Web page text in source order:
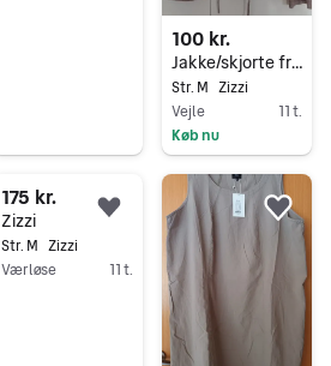
100 kr.
Jakke/skjorte fra Zizzi
Str. M Zizzi
Vejle
11 t.
Køb nu
Gå til annoncen
175 kr.
Zizzi
Str. M Zizzi
Værløse
11 t.
Føj til favoritter. Føj